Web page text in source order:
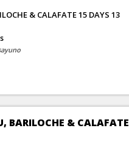
& CALAFATE 15 DAYS 13
BARILOCHE & CALAFATE